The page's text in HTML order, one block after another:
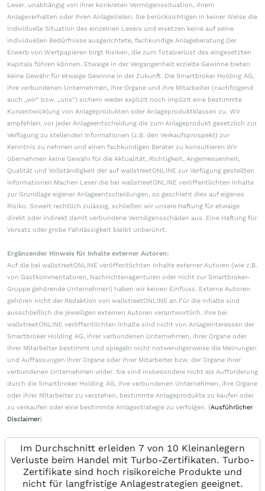
Leser, unabhängig von ihrer konkreten Vermögenssituation, ihrem
Anlageverhalten oder ihren Anlagezielen. Sie berücksichtigen in keiner Weise die
individuelle Situation des einzelnen Lesers und ersetzen keine auf seine
individuellen Bedürfnisse ausgerichtete, fachkundige Anlageberatung.Der
Erwerb von Wertpapieren birgt Risiken, die zum Totalverlust des eingesetzten
Kapitals führen können. Etwaige in der Vergangenheit erzielte Gewinne bieten
keine Gewähr für etwaige Gewinne in der Zukunft. Die Smartbroker Holding AG,
ihre verbundenen Unternehmen, ihre Organe und ihre Mitarbeiter (nachfolgend
auch „wir“ bzw. „uns“) sichern weder explizit noch implizit eine bestimmte
Kursentwicklung von Anlageprodukten oder Anlageproduktklassen zu. Wir
empfehlen, vor jeder Anlageentscheidung die zum Anlageprodukt gesetzlich zur
Verfügung zu stellenden Informationen (z.B. den Verkaufsprospekt) zur
Kenntnis zu nehmen und einen fachkundigen Berater zu konsultieren.Wir
übernehmen keine Gewähr für die Aktualität, Richtigkeit, Angemessenheit,
Qualität und Vollständigkeit der auf wallstreetONLINE zur Verfügung gestellten
Informationen.Machen Leser die bei wallstreetONLINE veröffentlichten Inhalte
zur Grundlage eigener Anlageentscheidungen, so geschieht dies auf eigenes
Risiko. Soweit rechtlich zulässig, schließen wir unsere Haftung für etwaige
direkt oder indirekt damit verbundene Vermögensschäden aus. Eine Haftung für
Vorsatz oder grobe Fahrlässigkeit bleibt unberührt.
Ergänzender Hinweis für Inhalte externer Autoren:
Auf die bei wallstreetONLINE veröffentlichten Inhalte externer Autoren (wie z.B.
von Gastkommentatoren, Nachrichtenagenturen oder nicht zur Smartbroker-
Gruppe gehörende Unternehmen) haben wir keinen Einfluss. Externe Autoren
gehören nicht der Redaktion von wallstreetONLINE an.Für die Inhalte sind
ausschließlich die jeweiligen externen Autoren verantwortlich. Ihre bei
wallstreetONLINE veröffentlichten Inhalte sind nicht von Anlageinteressen der
Smartbroker Holding AG, ihrer verbundenen Unternehmen, ihrer Organe oder
ihrer Mitarbeiter bestimmt und spiegeln nicht notwendigerweise die Meinungen
und Auffassungen ihrer Organe oder ihrer Mitarbeiter bzw. der Organe ihrer
verbundenen Unternehmen wider. Sie sind insbesondere nicht als Aufforderung
durch die Smartbroker Holding AG, ihre verbundenen Unternehmen, ihre Organe
oder ihrer Mitarbeiter zu verstehen, bestimmte Anlageprodukte zu kaufen oder
zu verkaufen oder eine bestimmte Anlagestrategie zu verfolgen. (Ausführlicher
Disclaimer)
Im Durchschnitt erleiden 7 von 10 Kleinanlegern
Verluste beim Handel mit Turbo-Zertifikaten. Turbo-
Zertifikate sind hoch risikoreiche Produkte und
nicht für langfristige Anlagestrategien geeignet.